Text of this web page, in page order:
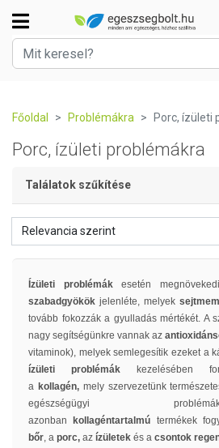
Főoldal Problémákra Porc, ízületi
Porc, ízületi problémákra
Találatok szűkítése
Relevancia szerint
Ízületi problémákesetén
szabadgyökök jelenléte, melyek
tovább fokozzák a gyulladás mértékét. A
nagy segítségünkre vannak az
vitaminok), melyek semlegesítik ezeket a
ízületi problémák kezelésében
a kollagén,mely szervezetünk
egészségügyi
azonban
kollagéntartalmú termékek
bőr, a porc, az ízületek és a csontok